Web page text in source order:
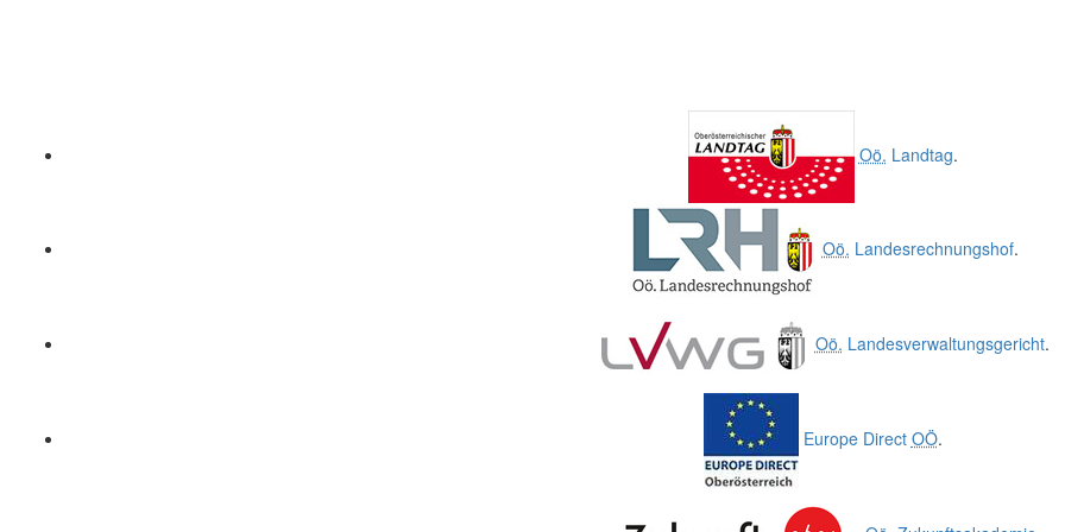
Oö. Landtag.
Oö. Landesrechnungshof.
Oö. Landesverwaltungsgericht.
Europe Direct OÖ.